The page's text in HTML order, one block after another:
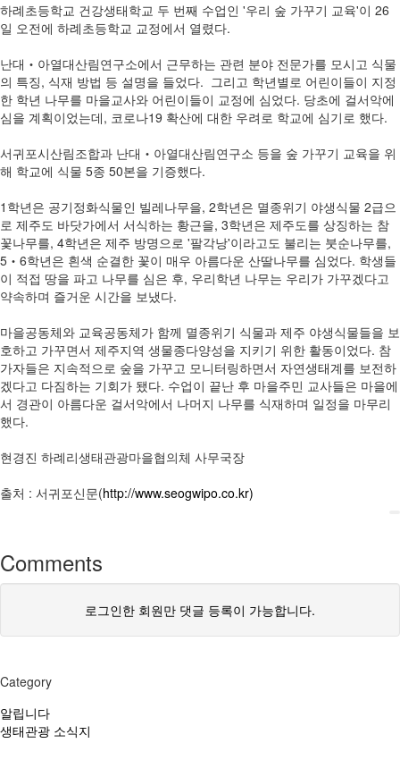
하례초등학교 건강생태학교 두 번째 수업인 '우리 숲 가꾸기 교육'이 26
일 오전에 하례초등학교 교정에서 열렸다.
난대‧아열대산림연구소에서 근무하는 관련 분야 전문가를 모시고 식물
의 특징, 식재 방법 등 설명을 들었다. 그리고 학년별로 어린이들이 지정
한 학년 나무를 마을교사와 어린이들이 교정에 심었다. 당초에 걸서악에
심을 계획이었는데, 코로나19 확산에 대한 우려로 학교에 심기로 했다.
서귀포시산림조합과 난대‧아열대산림연구소 등을 숲 가꾸기 교육을 위
해 학교에 식물 5종 50본을 기증했다.
1학년은 공기정화식물인 빌레나무을, 2학년은 멸종위기 야생식물 2급으
로 제주도 바닷가에서 서식하는 황근을, 3학년은 제주도를 상징하는 참
꽃나무를, 4학년은 제주 방명으로 '팔각낭'이라고도 불리는 붓순나무를,
5‧6학년은 흰색 순결한 꽃이 매우 아름다운 산딸나무를 심었다. 학생들
이 적접 땅을 파고 나무를 심은 후, 우리학년 나무는 우리가 가꾸겠다고
약속하며 즐거운 시간을 보냈다.
마을공동체와 교육공동체가 함께 멸종위기 식물과 제주 야생식물들을 보
호하고 가꾸면서 제주지역 생물종다양성을 지키기 위한 활동이었다. 참
가자들은 지속적으로 숲을 가꾸고 모니터링하면서 자연생태계를 보전하
겠다고 다짐하는 기회가 됐다. 수업이 끝난 후 마을주민 교사들은 마을에
서 경관이 아름다운 걸서악에서 나머지 나무를 식재하며 일정을 마무리
했다.
현경진 하례리생태관광마을협의체 사무국장
출처 : 서귀포신문(http://www.seogwipo.co.kr)
Comments
로그인한 회원만 댓글 등록이 가능합니다.
Category
알립니다
생태관광 소식지